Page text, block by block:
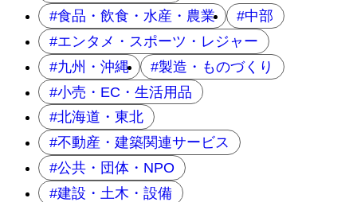
食品・飲食・水産・農業
中部
エンタメ・スポーツ・レジャー
九州・沖縄
製造・ものづくり
小売・EC・生活用品
北海道・東北
不動産・建築関連サービス
公共・団体・NPO
建設・土木・設備